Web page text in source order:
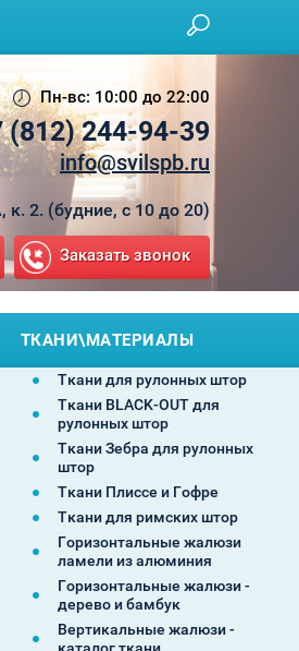
Пн-вс: 10:00 до 22:00
(812) 244-94-39
info@svilspb.ru
к. 2. (будние, с 10 до 20)
Заказать звонок
ТКАНИ\МАТЕРИАЛЫ
Ткани для рулонных штор
Ткани BLACK-OUT для
рулонных штор
Ткани Зебра для рулонных
штор
Ткани Плиссе и Гофре
Ткани для римских штор
Горизонтальные жалюзи
ламели из алюминия
Горизонтальные жалюзи -
дерево и бамбук
Вертикальные жалюзи -